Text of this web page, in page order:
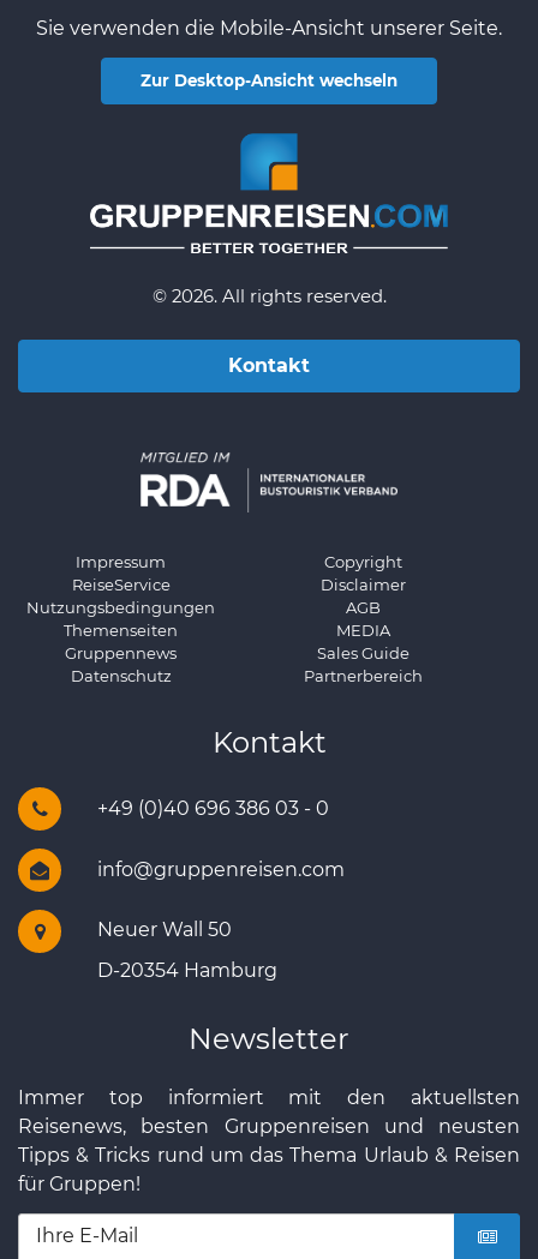
Sie verwenden die Mobile-Ansicht unserer Seite.
Zur Desktop-Ansicht wechseln
© 2026. All rights reserved.
Kontakt
Impressum
ReiseService
Nutzungsbedingungen
Themenseiten
Gruppennews
Datenschutz
Copyright
Disclaimer
AGB
MEDIA
Sales Guide
Partnerbereich
Kontakt
+49 (0)40 696 386 03 - 0
info@gruppenreisen.com
Neuer Wall 50
D-20354 Hamburg
Newsletter
Immer top informiert mit den aktuellsten
Reisenews, besten Gruppenreisen und neusten
Tipps & Tricks rund um das Thema Urlaub & Reisen
für Gruppen!